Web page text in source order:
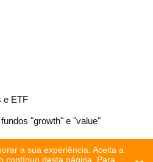
a sua experiência. Aceita a
contínuo desta página. Para
e ETF
"growth" e "value"
trading de criptomoedas